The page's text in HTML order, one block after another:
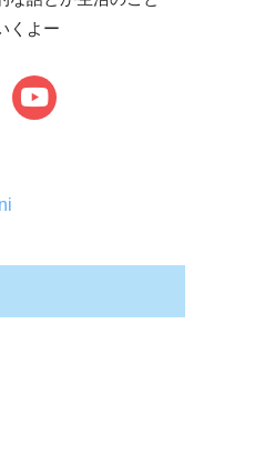
くよー